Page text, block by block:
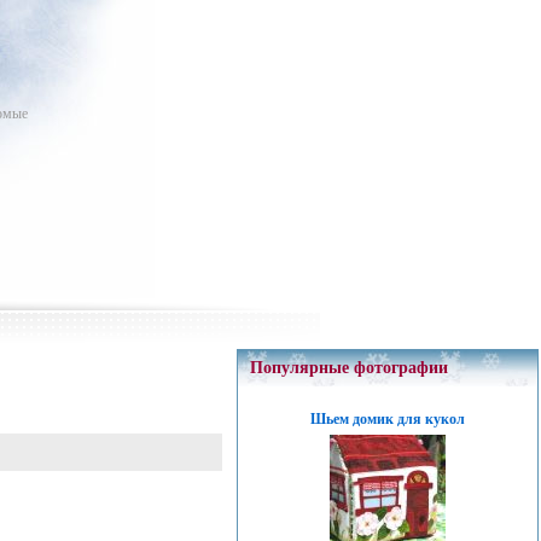
Популярные фотографии
Шьем домик для кукол